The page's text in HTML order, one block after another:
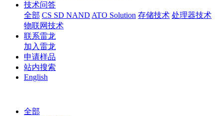
技术问答
全部 CS SD NAND ATO Solution 存储技术 处理器技术
物联网技术
联系雷龙
加入雷龙
申请样品
站内搜索
English
全部